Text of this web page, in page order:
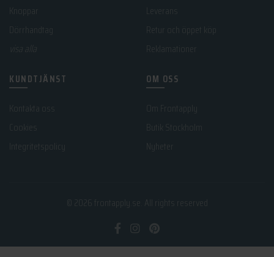
Dörrhandtag
Retur och öppet köp
Reklamationer
KUNDTJÄNST
Kontakta oss
Integritetspolicy
OM OSS
Om Frontapply
Butik Stockholm
Nyheter
frontapply.se . All rights reserved